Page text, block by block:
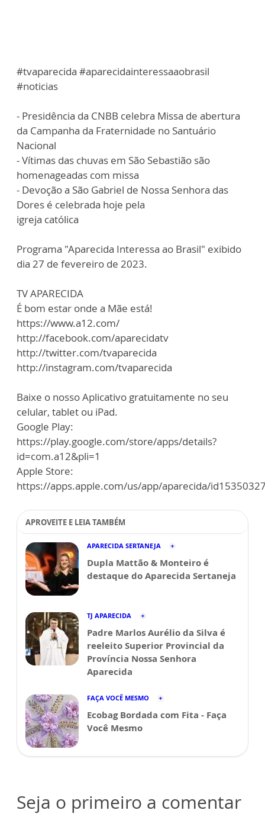
#tvaparecida #aparecidainteressaaobrasil
#noticias
- Presidência da CNBB celebra Missa de abertura
da Campanha da Fraternidade no Santuário
Nacional
- Vítimas das chuvas em São Sebastião são
homenageadas com missa
- Devoção a São Gabriel de Nossa Senhora das
Dores é celebrada hoje pela
igreja católica
Programa "Aparecida Interessa ao Brasil" exibido
dia 27 de fevereiro de 2023.
TV APARECIDA
É bom estar onde a Mãe está!
https://www.a12.com/
http://facebook.com/aparecidatv
http://twitter.com/tvaparecida
http://instagram.com/tvaparecida
Baixe o nosso Aplicativo gratuitamente no seu
celular, tablet ou iPad.
Google Play:
https://play.google.com/store/apps/details?
id=com.a12&pli=1
Apple Store:
https://apps.apple.com/us/app/aparecida/
APROVEITE E LEIA TAMBÉM
APARECIDA SERTANEJA
Dupla Mattão & Monteiro é
destaque do Aparecida Sertaneja
TJ APARECIDA
Padre Marlos Aurélio da Silva é
reeleito Superior Provincial da
Província Nossa Senhora
Aparecida
FAÇA VOCÊ MESMO
Ecobag Bordada com Fita - Faça
Você Mesmo
Seja o primeiro a comentar